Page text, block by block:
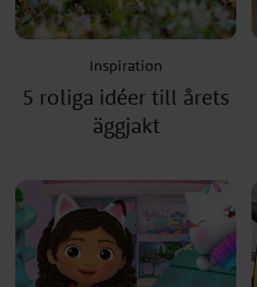
Inspiration
5 roliga idéer till årets
äggjakt